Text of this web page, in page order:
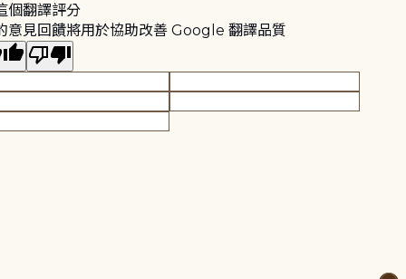
個翻譯評分
意見回饋將用於協助改善 Google 翻譯品質